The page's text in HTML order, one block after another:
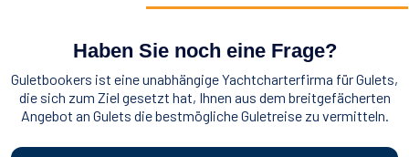
Haben Sie noch eine Frage?
Guletbookers ist eine unabhängige Yachtcharterfirma für Gulets,
die sich zum Ziel gesetzt hat, Ihnen aus dem breitgefächerten
Angebot an Gulets die bestmögliche Guletreise zu vermitteln.